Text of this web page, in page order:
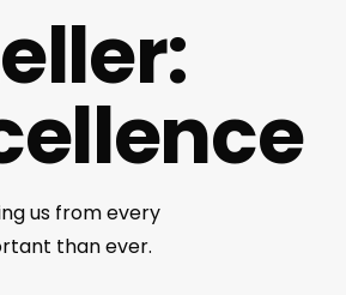
us from every
than ever.